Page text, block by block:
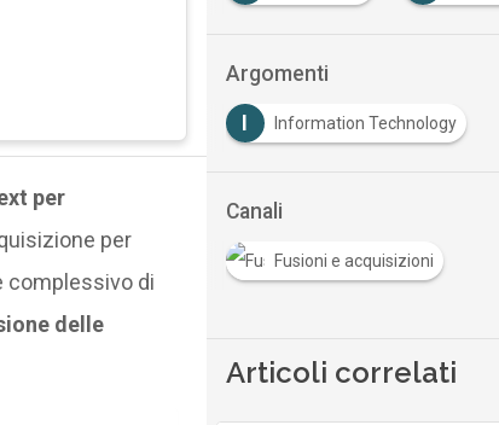
per
per
complessivo di
delle
Argomenti
Information Technology
Canali
Fusioni e acquisizioni
Articoli correlati